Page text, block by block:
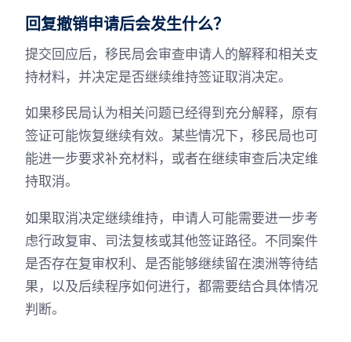
回复撤销申请后会发生什么？
提交回应后，移民局会审查申请人的解释和相关支
持材料，并决定是否继续维持签证取消决定。
如果移民局认为相关问题已经得到充分解释，原有
签证可能恢复继续有效。某些情况下，移民局也可
能进一步要求补充材料，或者在继续审查后决定维
持取消。
如果取消决定继续维持，申请人可能需要进一步考
虑行政复审、司法复核或其他签证路径。不同案件
是否存在复审权利、是否能够继续留在澳洲等待结
果，以及后续程序如何进行，都需要结合具体情况
判断。